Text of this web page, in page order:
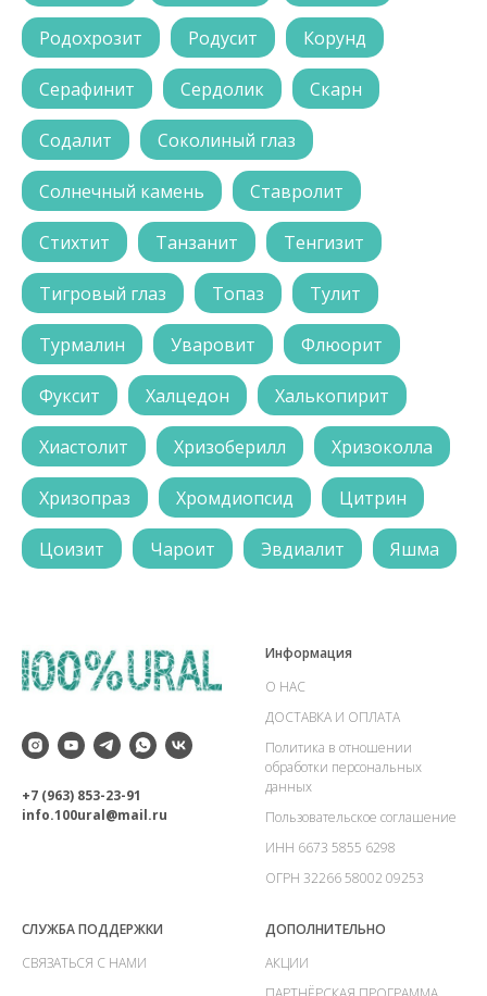
Родохрозит Родусит Корунд
Серафинит Сердолик Скарн
Содалит Соколиный глаз
Солнечный камень Ставролит
Стихтит Танзанит Тенгизит
Тигровый глаз Топаз Тулит
Турмалин Уваровит Флюорит
Фуксит Халцедон Халькопирит
Хиастолит Хризоберилл Хризоколла
Хризопраз Хромдиопсид Цитрин
Цоизит Чароит Эвдиалит Яшма
+7 (963) 853-23-91
info.100ural@mail.ru
Информация
О НАС
ДОСТАВКА И ОПЛАТА
Политика в отношении
обработки персональных
данных
Пользовательское соглашение
ИНН 6673 5855 6298
ОГРН 32266 58002 09253
СЛУЖБА ПОДДЕРЖКИ
СВЯЗАТЬСЯ С НАМИ
ДОПОЛНИТЕЛЬНО
АКЦИИ